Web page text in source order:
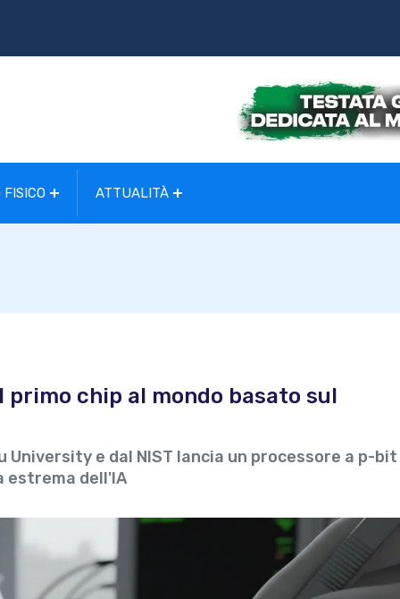
FISICO ATTUALITÀ
chip al mondo basato sul
e dal NIST lancia un processore a p-bit
estrema dell'IA